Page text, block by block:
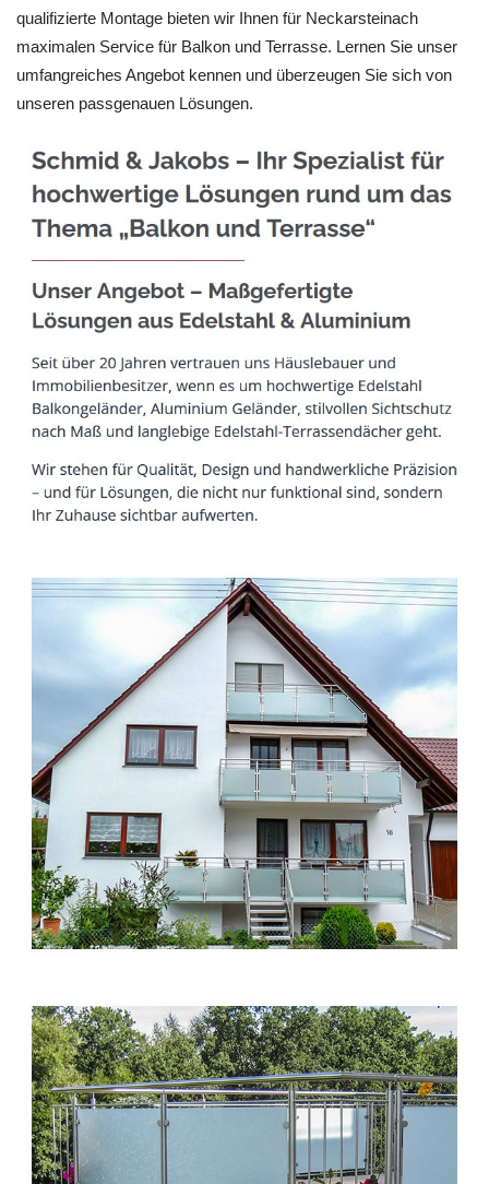
qualifizierte Montage bieten wir Ihnen für Neckarsteinach
maximalen Service für Balkon und Terrasse. Lernen Sie unser
umfangreiches Angebot kennen und überzeugen Sie sich von
unseren passgenauen Lösungen.